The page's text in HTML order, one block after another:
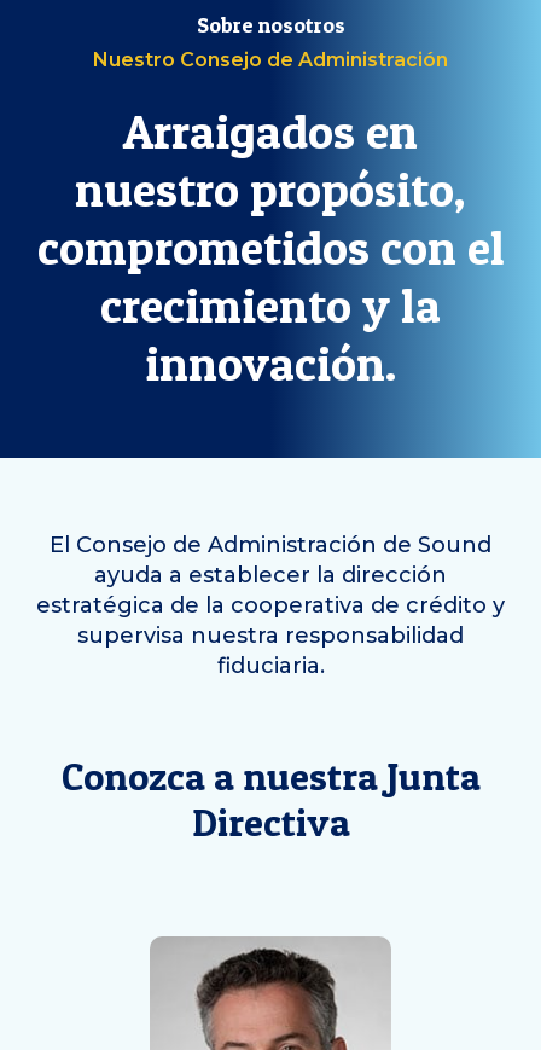
Sobre nosotros
Nuestro Consejo de Administración
Arraigados en
nuestro propósito,
comprometidos con el
crecimiento y la
innovación.
El Consejo de Administración de Sound
ayuda a establecer la dirección
estratégica de la cooperativa de crédito y
supervisa nuestra responsabilidad
fiduciaria.
Conozca a nuestra Junta
Directiva